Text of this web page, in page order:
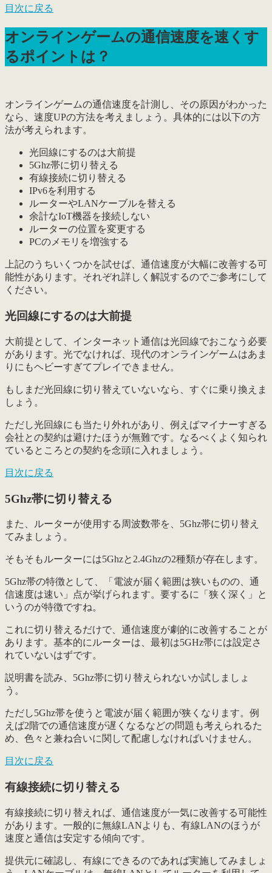
目次に戻る
オンラインゲームの通信速度を速くす
るポイントは？
オンラインゲームの通信速度を計測し、その原因がわかった
なら、 速度UPの方法を考えましょう 。具体的には以下の方
法が考えられます。
光回線にするのは大前提
5Ghz帯に切り替える
有線接続に切り替える
IPv6を利用する
ルーターやLANケーブルを替える
余計なIoT機器を接続しない
ルーターの位置を変更する
PCのメモリを増強する
上記のうちいくつかを試せば、通信速度が大幅に改善する可
能性があります。それぞれ詳しく解説するのでご参考にして
ください。
光回線にするのは大前提
大前提として、インターネット通信は光回線でおこなう必要
があります。光でなければ、現代のオンラインゲームはあま
りにもヘビーすぎてプレイできません。
もしまだ光回線に切り替えていないなら、すぐに乗り換えま
しょう。
ただし光回線にも当たり外れがあり、例えばマイナーすぎる
会社との契約は避けたほうが無難です。なるべくよく知られ
ているところとの契約を念頭に入れましょう。
目次に戻る
5Ghz帯に切り替える
また、ルーターが使用する周波数帯を、 5Ghz帯に切り替え
てみましょう 。
そもそもルーターには5Ghzと2.4Ghzの2種類が存在します。
5Ghz帯の特徴として、「電波が届く範囲は狭いものの、通
信速度は速い」点が挙げられます。要するに「狭く深く」と
いうのが特徴ですね。
これに切り替えるだけで、通信速度が劇的に改善することが
あります。基本的にルーターは、最初は5GHz帯には設定さ
れていないはずです。
説明書を読み、5Ghz帯に切り替えられないか試しましょ
う。
ただし5Ghz帯を使うと電波が届く範囲が狭くなります。例
えば2階での通信速度が遅くなるなどの問題も考えられるた
め、色々と兼ね合いに関して配慮しなければいけません。
目次に戻る
有線接続に切り替える
有線接続に切り替えれば、通信速度が一気に改善する可能性
があります。一般的に無線LANよりも、 有線LANのほうが
速度と通信は安定する傾向です。
提供元に確認し、有線にできるのであれば実施してみましょ